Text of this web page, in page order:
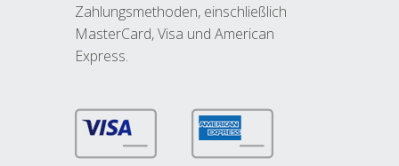
Zahlungsmethoden, einschließlich
MasterCard, Visa und American
Express.